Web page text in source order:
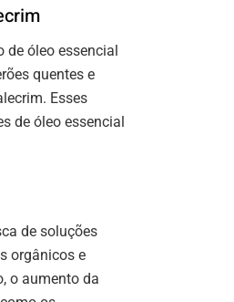
de óleo essencial
quentes e
Esses
de óleo essencial
de soluções
orgânicos e
o aumento da